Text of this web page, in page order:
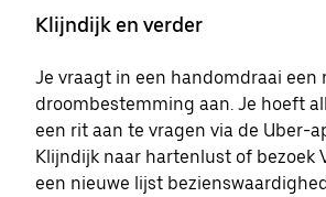
Klijndijk en verder
Je vraagt in een handomdraai een
droombestemming aan. Je hoeft
een rit aan te vragen via de Uber-
Klijndijk naar hartenlust of bezoek
een nieuwe lijst